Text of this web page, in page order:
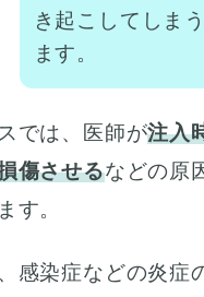
き起こしてしま
ます。
では、医師が注入
傷させるなどの原
す。
感染症などの炎症